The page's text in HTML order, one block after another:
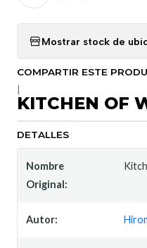
Mostrar stock de
COMPARTIR ESTE
KITCHEN OF
DETALLES
Nombre
Original:
Autor: